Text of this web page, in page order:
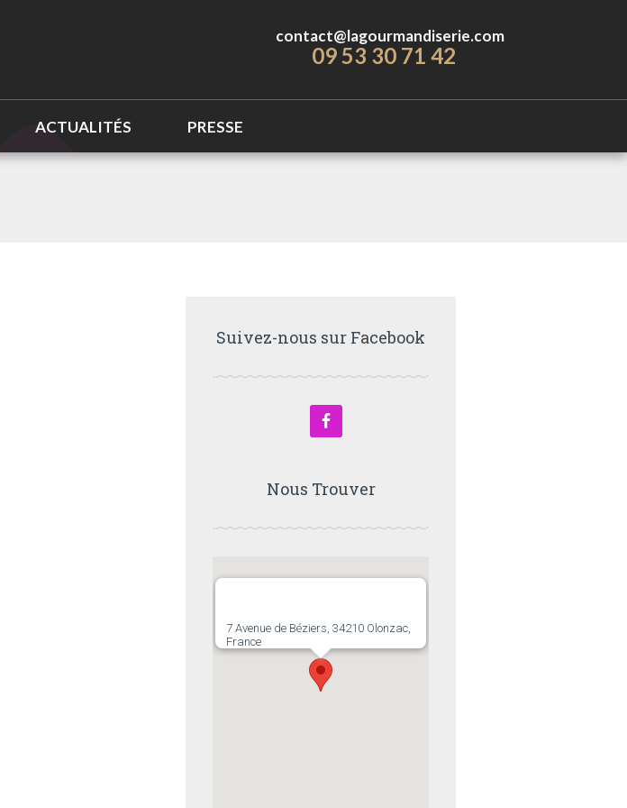
contact@lagourmandiserie.com
09 53 30 71 42
ACTUALITÉS PRESSE
Suivez-nous sur Facebook
Nous Trouver
7 Avenue de Béziers, 34210 Olonzac,
France